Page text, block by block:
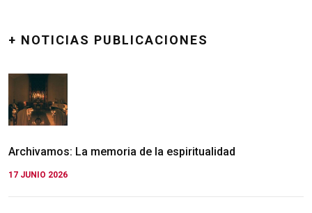
+ NOTICIAS PUBLICACIONES
Archivamos: La memoria de la espiritualidad
17 JUNIO 2026